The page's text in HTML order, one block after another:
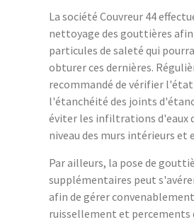
La société Couvreur 44
nettoyage des gouttières
particules de saleté qui
obturer ces dernières.
recommandé de vérifier
l'étanchéité des joints
éviter les infiltrations d'eaux
niveau des murs intérieurs et
Par ailleurs, la pose de
supplémentaires peut
afin de gérer convenablement
ruissellement et percements